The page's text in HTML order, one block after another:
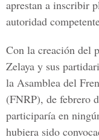
aprestan a inscribir
autoridad
Con la creación del
Zelaya y sus
la Asamblea del
(FNRP), de febrero
participaría en
hubiera sido